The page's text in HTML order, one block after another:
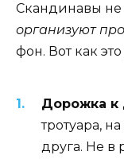
Скандинавы
организуют
фон. Вот как
Дорожка к
тротуара,
друга. Не в